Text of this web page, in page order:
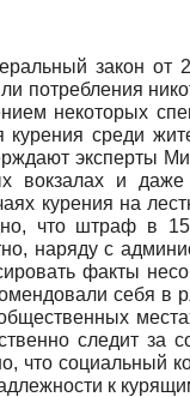
закон
потребления
некоторых
курения среди
эксперты
вокзалах и
курения на
что штраф в
наряду с
факты
себя в
следит
что социальный
к